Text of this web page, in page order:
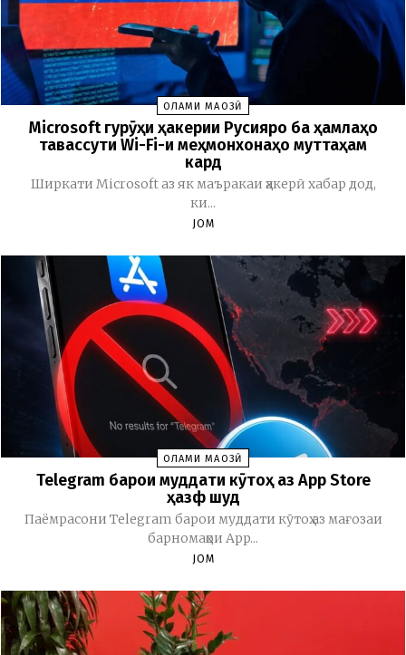
ОЛАМИ МАҶОЗӢ
Microsoft гурӯҳи ҳакерии Русияро ба ҳамлаҳо
тавассути Wi-Fi-и меҳмонхонаҳо муттаҳам
кард
Ширкати Microsoft аз як маъракаи ҳакерӣ хабар дод,
ки...
JOM
ОЛАМИ МАҶОЗӢ
Telegram барои муддати кӯтоҳ аз App Store
ҳазф шуд
Паёмрасони Telegram барои муддати кӯтоҳ аз мағозаи
барномаҳои App...
JOM